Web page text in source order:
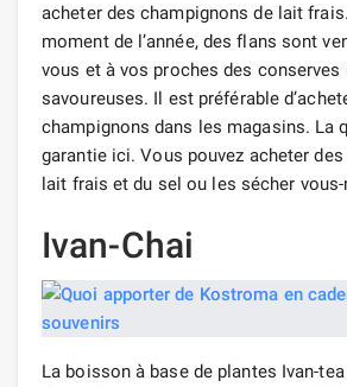
acheter des champignons de lait
moment de l’année, des flans sont
vous et à vos proches des
savoureuses. Il est préférable
champignons dans les magasins. La
garantie ici. Vous pouvez acheter
lait frais et du sel ou les sécher vous-
Ivan-Chai
La boisson à base de plantes Ivan-